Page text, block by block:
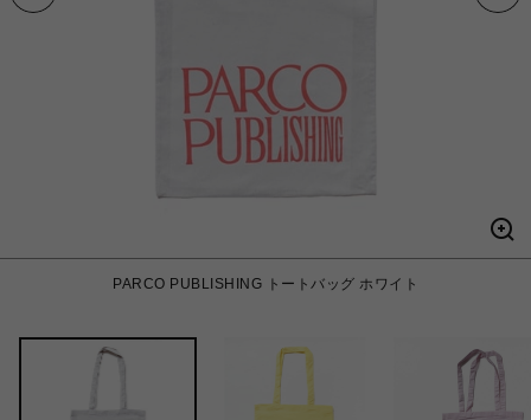
PARCO PUBLISHING トートバッグ ホワイト